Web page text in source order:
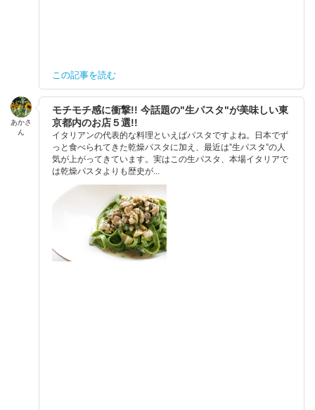
この記事を読む
あかさ
ん
モチモチ感に衝撃!! 今話題の"生パスタ"が美味しい東
京都内のお店５選!!
イタリアンの代表的な料理といえばパスタですよね。日本でず
っと食べられてきた乾燥パスタに加え、最近は”生パスタ”の人
気が上がってきています。実はこの生パスタ、本場イタリアで
は乾燥パスタよりも歴史が...